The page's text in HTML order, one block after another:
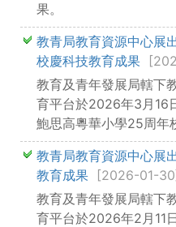
果。
教青局教育資源中心展
校慶科技教育成果
教育及青年發展局轄下
育平台於2026年3月16
鮑思高粵華小學25周年
教青局教育資源中心展
教育成果
[2026-01-
教育及青年發展局轄下
育平台於2026年2月11